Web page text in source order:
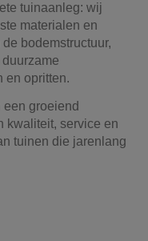
tuinaanleg: wij
materialen en
bodemstructuur,
en opritten.
groeiend
kwaliteit, service en
tuinen die jarenlang